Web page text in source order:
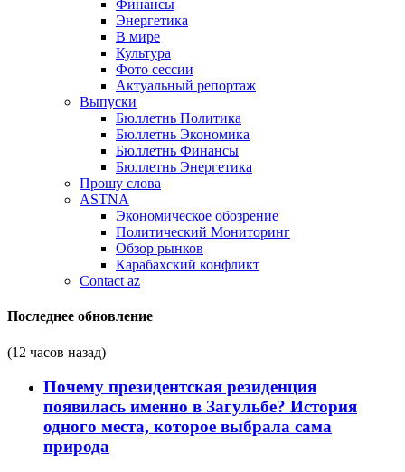
Финансы
Энергетика
В мире
Культура
Фото сессии
Актуальный репортаж
Выпуски
Бюллетнь Политика
Бюллетнь Экономика
Бюллетнь Финансы
Бюллетнь Энергетика
Прошу слова
ASTNA
Экономическое обозрение
Политический Мониторинг
Обзор рынков
Карабахский конфликт
Contact az
Последнее обновление
(12 часов назад)
Почему президентская резиденция
появилась именно в Загульбе? История
одного места, которое выбрала сама
природа